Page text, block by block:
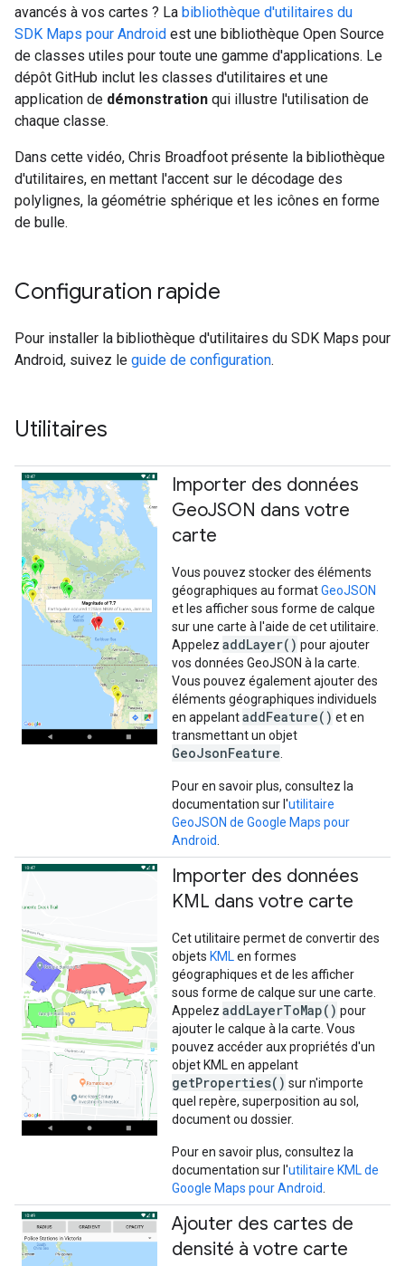
avancés à vos cartes ? La bibliothèque d'utilitaires du
SDK Maps pour Android est une bibliothèque Open Source
de classes utiles pour toute une gamme d'applications. Le
dépôt GitHub inclut les classes d'utilitaires et une
application de démonstration qui illustre l'utilisation de
chaque classe.
Dans cette vidéo, Chris Broadfoot présente la bibliothèque
d'utilitaires, en mettant l'accent sur le décodage des
polylignes, la géométrie sphérique et les icônes en forme
de bulle.
Configuration rapide
Pour installer la bibliothèque d'utilitaires du SDK Maps pour
Android, suivez le guide de configuration.
Utilitaires
Importer des données
GeoJSON dans votre
carte
Vous pouvez stocker des éléments
géographiques au formatGeoJSON
et les afficher sous forme de calque
sur une carte à l'aide de cet utilitaire.
Appelez addLayer() pour ajouter
vos données GeoJSON à la carte.
Vous pouvez également ajouter des
éléments géographiques individuels
en appelantaddFeature() et en
transmettant un objet
GeoJsonFeature
Pour en savoir plus, consultez la
documentation sur l'utilitaire
GeoJSON de Google Maps pour
Android
Importer des données
KML dans votre carte
Cet utilitaire permet de convertir des
objets KML en formes
géographiques et de les afficher
sous forme de calque sur une carte.
Appelez addLayerToMap() pour
ajouter le calque à la carte. Vous
pouvez accéder aux propriétés d'un
objet KML en appelant
getProperties() sur n'importe
quel repère, superposition au sol,
document ou dossier.
Pour en savoir plus, consultez la
documentation sur l'utilitaire KML de
Google Maps pour Android
Ajouter des cartes de
densité à votre carte